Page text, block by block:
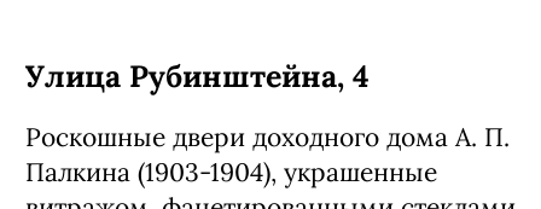
Улица Рубинштейна, 4
Роскошные двери доходного дома А. П.
Палкина (1903-1904), украшенные